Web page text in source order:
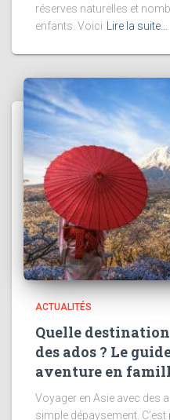
réserves naturelles et
enfants. Voici Lire la suite…
ACTUALITÉS
Quelle
des ados ? Le
aventure en
Voyager en Asie avec des
simple dépaysement.